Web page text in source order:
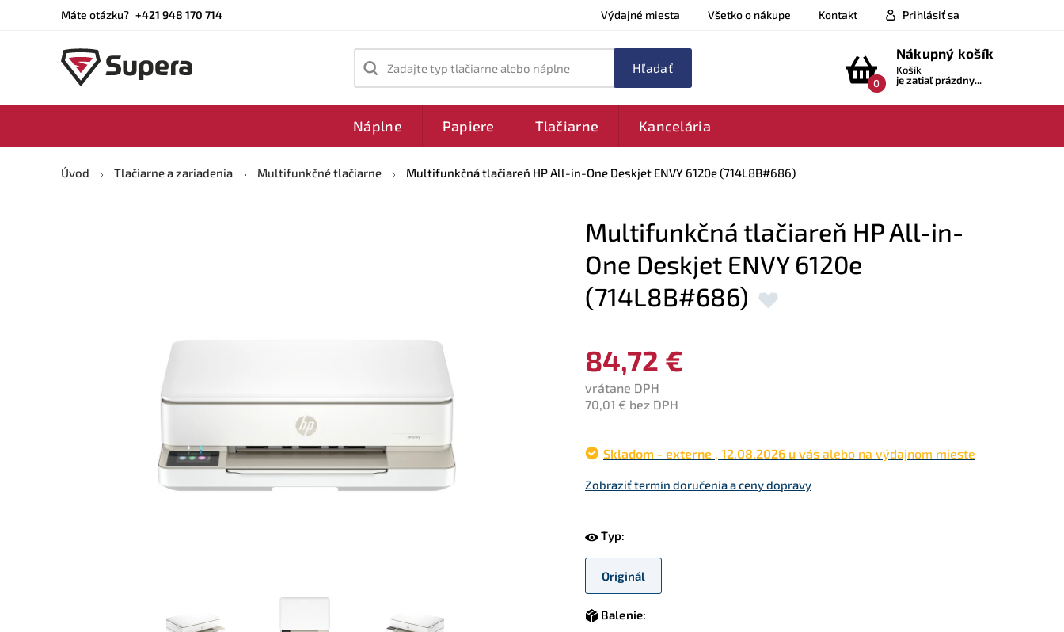
Máte otázku? +421 948 170 714 Výdajné miesta Všetko o nákupe Kontakt Prihlásiť sa
Zadajte typ tlačiarne alebo náplne
0
Nákupný košík
Košík
je zatiaľ prázdny...
Náplne Papiere Tlačiarne Kancelária
Úvod Tlačiarne a zariadenia Multifunkčné tlačiarne Multifunkčná tlačiareň HP All-in-One Deskjet ENVY 6120e (714L8B#686)
Multifunkčná tlačiareň HP All-in-
One Deskjet ENVY 6120e
(714L8B#686)
84,72 €
vrátane DPH
70,01 € bez DPH
Skladom - externe 12.08.2026 u vás alebo na výdajnom mieste
Zobraziť termín doručenia a ceny dopravy
Typ:
Originál
Balenie: